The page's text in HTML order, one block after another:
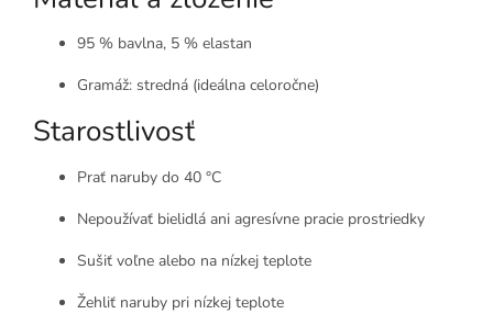
95 % bavlna, 5 % elastan
Gramáž: stredná (ideálna celoročne)
Starostlivosť
Prať naruby do 40 °C
Nepoužívať bielidlá ani agresívne pracie prostriedky
Sušiť voľne alebo na nízkej teplote
Žehliť naruby pri nízkej teplote